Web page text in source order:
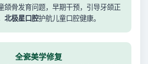
颌骨发育问题，早期干预，引导牙颌正
北极星口腔护航儿童口腔健康。
全瓷美学修复